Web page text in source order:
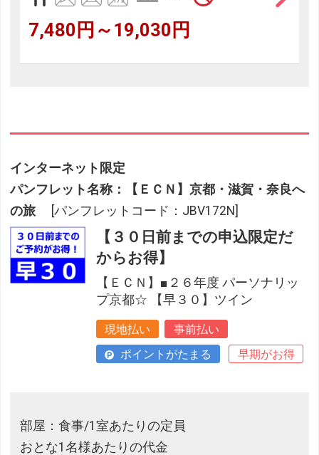
7,480円～19,030円
インターネット限定
パンフレット名称：【ＥＣＮ】京都・滋賀・奈良へ
の旅
[パンフレットコード：JBV172N]
【３０日前までの申込限定だ
からお得】
【ＥＣＮ】■２６年度 パーソナリッ
プ京都☆ 【早３０】ツイン
現地払い
事前払い
ポイントがたまる
早期がお得
部屋：食事/1室あたりの定員
おとな1名様あたりの代金